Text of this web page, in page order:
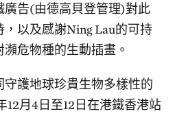
廣告(由德高貝登管理)對此
以及感謝Ning Lau的可持
危物種的生動插畫。
護地球珍貴生物多樣性的
12月4日至12日在港鐵香港站